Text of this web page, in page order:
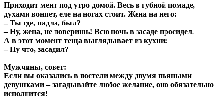
Приходит мент под утро домой. Весь в губной помаде,
духами воняет, еле на ногах стоит. Жена на него:
– Ты где, падла, был?
– Ну, жена, не поверишь! Всю ночь в засаде просидел.
А в этот момент теща выглядывает из кухни:
– Ну что, засадил?
Мужчины, совет:
Если вы оказались в постели между двумя пьяными
девушками – загадывайте любое желание, оно обязательно
исполнится!